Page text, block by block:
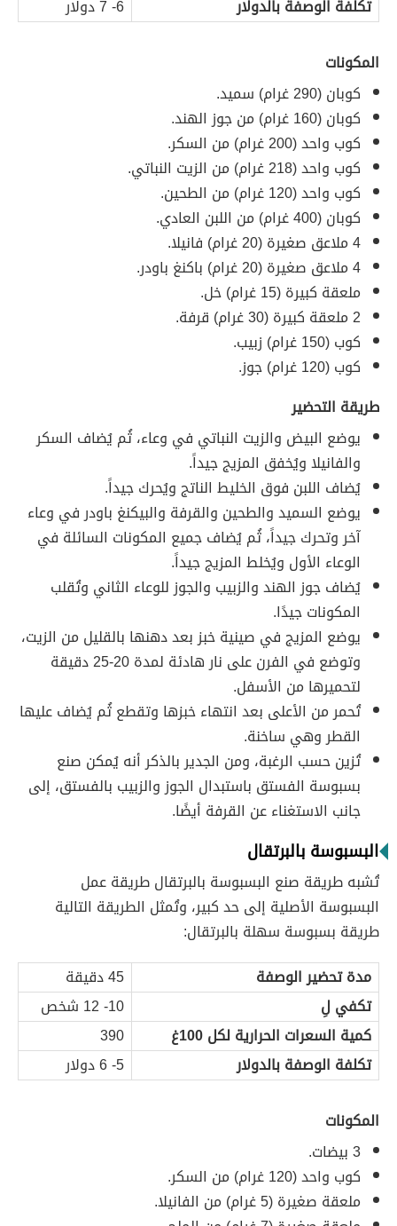
تكلفة الوصفة بالدولار 6- 7 دولار
المكونات
كوبان (290 غرام) سميد.
كوبان (160 غرام) من جوز الهند.
كوب واحد (200 غرام) من السكر.
كوب واحد (218 غرام) من الزيت النباتي.
كوب واحد (120 غرام) من الطحين.
كوبان (400 غرام) من اللبن العادي.
4 ملاعق صغيرة (20 غرام) فانيلا.
4 ملاعق صغيرة (20 غرام) باكنغ باودر.
ملعقة كبيرة (15 غرام) خل.
2 ملعقة كبيرة (30 غرام) قرفة.
كوب (150 غرام) زبيب.
كوب (120 غرام) جوز.
طريقة التحضير
يوضع البيض والزيت النباتي في وعاء، ثُم يُضاف السكر
والفانيلا ويُخفق المزيج جيداً.
يُضاف اللبن فوق الخليط الناتج ويُحرك جيداً.
يوضع السميد والطحين والقرفة والبيكنغ باودر في وعاء
آخر وتحرك جيداً، ثُم يُضاف جميع المكونات السائلة في
الوعاء الأول ويُخلط المزيج جيداً.
يُضاف جوز الهند والزبيب والجوز للوعاء الثاني وتُقلب
المكونات جيدًا.
يوضع المزيج في صينية خبز بعد دهنها بالقليل من الزيت،
وتوضع في الفرن على نار هادئة لمدة 20-25 دقيقة
لتحميرها من الأسفل.
تُحمر من الأعلى بعد انتهاء خبزها وتقطع ثُم يُضاف عليها
القطر وهي ساخنة.
تُزين حسب الرغبة، ومن الجدير بالذكر أنه يُمكن صنع
بسبوسة الفستق باستبدال الجوز والزبيب بالفستق، إلى
جانب الاستغناء عن القرفة أيضًا.
البسبوسة بالبرتقال
تُشبه طريقة صنع البسبوسة بالبرتقال طريقة عمل
البسبوسة الأصلية إلى حد كبير، وتُمثل الطريقة التالية
طريقة بسبوسة سهلة بالبرتقال:
مدة تحضير الوصفة
45 دقيقة
تكفي لِ
10- 12 شخص
كمية السعرات الحرارية لكل 100غ
390
تكلفة الوصفة بالدولار
5- 6 دولار
المكونات
3 بيضات.
كوب واحد (120 غرام) من السكر.
ملعقة صغيرة (5 غرام) من الفانيلا.